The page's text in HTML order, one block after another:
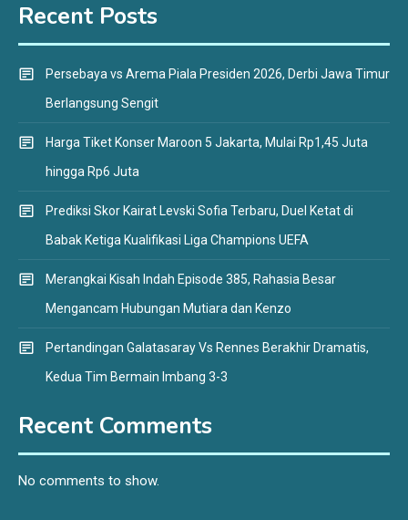
Recent Posts
Persebaya vs Arema Piala Presiden 2026, Derbi Jawa Timur
Berlangsung Sengit
Harga Tiket Konser Maroon 5 Jakarta, Mulai Rp1,45 Juta
hingga Rp6 Juta
Prediksi Skor Kairat Levski Sofia Terbaru, Duel Ketat di
Babak Ketiga Kualifikasi Liga Champions UEFA
Merangkai Kisah Indah Episode 385, Rahasia Besar
Mengancam Hubungan Mutiara dan Kenzo
Pertandingan Galatasaray Vs Rennes Berakhir Dramatis,
Kedua Tim Bermain Imbang 3-3
Recent Comments
No comments to show.